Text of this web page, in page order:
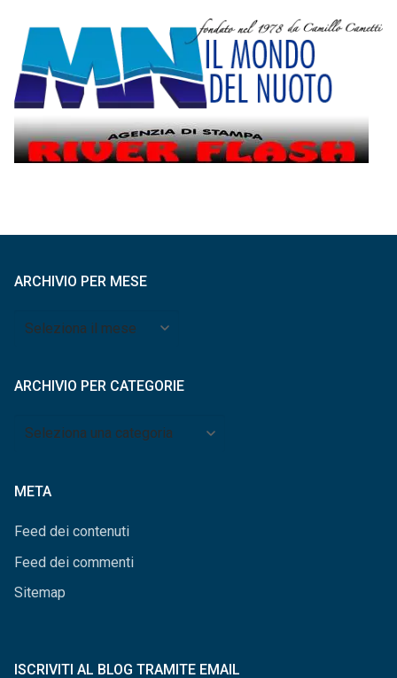
ARCHIVIO PER MESE
Archivio
ARCHIVIO PER CATEGORIE
Archivio
META
Feed dei contenuti
Feed dei commenti
Sitemap
ISCRIVITI AL BLOG TRAMITE EMAIL